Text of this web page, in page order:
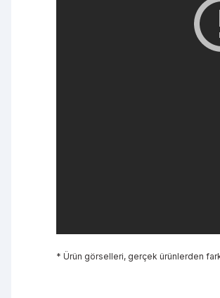
* Ürün görselleri, gerçek ürünlerden